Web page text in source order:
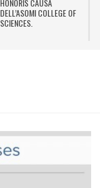
HONORIS CAUSA
DELL’ASOMI COLLEGE OF
SCIENCES.